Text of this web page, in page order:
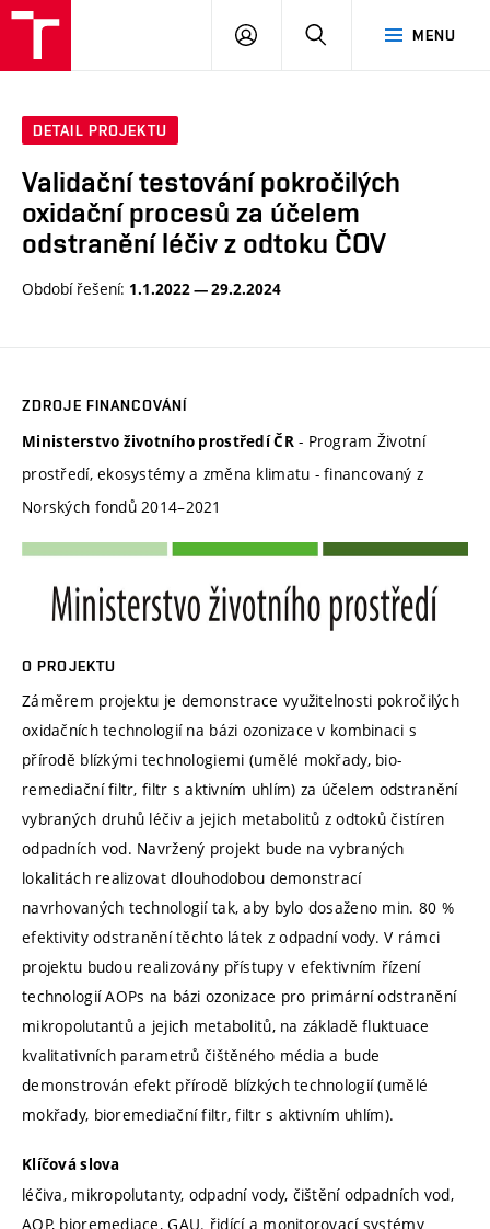
MENU
PŘIHLÁSIT
DETAIL PROJEKTU
Validační testování pokročilých
oxidační procesů za účelem
odstranění léčiv z odtoku ČOV
Období řešení: 1.1.2022 — 29.2.2024
ZDROJE FINANCOVÁNÍ
Ministerstvo životního prostředí ČR - Program Životní
prostředí, ekosystémy a změna klimatu - financovaný z
Norských fondů 2014–2021
O PROJEKTU
Záměrem projektu je demonstrace využitelnosti pokročilých
oxidačních technologií na bázi ozonizace v kombinaci s
přírodě blízkými technologiemi (umělé mokřady, bio-
remediační filtr, filtr s aktivním uhlím) za účelem odstranění
vybraných druhů léčiv a jejich metabolitů z odtoků čistíren
odpadních vod. Navržený projekt bude na vybraných
lokalitách realizovat dlouhodobou demonstrací
navrhovaných technologií tak, aby bylo dosaženo min. 80 %
efektivity odstranění těchto látek z odpadní vody. V rámci
projektu budou realizovány přístupy v efektivním řízení
technologií AOPs na bázi ozonizace pro primární odstranění
mikropolutantů a jejich metabolitů, na základě fluktuace
kvalitativních parametrů čištěného média a bude
demonstrován efekt přírodě blízkých technologií (umělé
mokřady, bioremediační filtr, filtr s aktivním uhlím).
Klíčová slova
léčiva, mikropolutanty, odpadní vody, čištění odpadních vod,
AOP, bioremediace, GAU. řidící a monitorovací systémy